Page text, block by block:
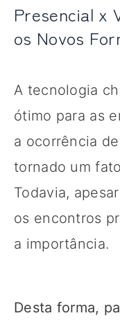
Presencial x
os Novos
A tecnologia
ótimo para as
a ocorrência
tornado um
Todavia,
os encontros
a importância.
Desta forma,